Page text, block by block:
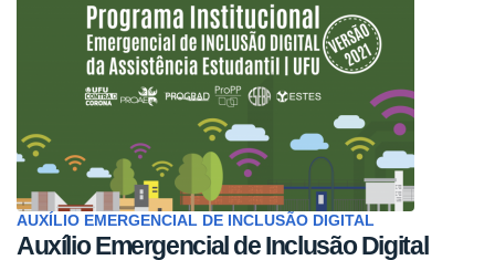
AUXÍLIO EMERGENCIAL DE INCLUSÃO DIGITAL
Auxílio Emergencial de Inclusão Digital